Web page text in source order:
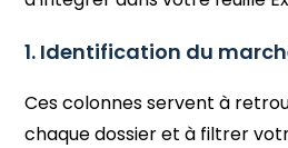
1. Identification du
Ces colonnes servent à
chaque dossier et à filtrer